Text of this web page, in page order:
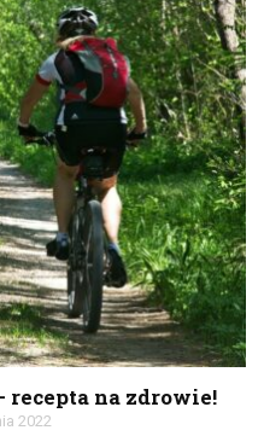
recepta na zdrowie!
2022